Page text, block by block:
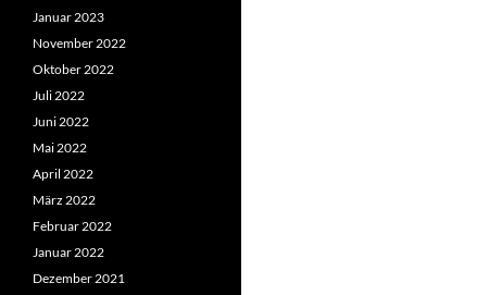
Januar 2023
November 2022
Oktober 2022
Juli 2022
Juni 2022
Mai 2022
April 2022
März 2022
Februar 2022
Januar 2022
Dezember 2021